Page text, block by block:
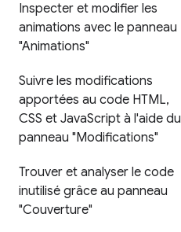
Inspecter et modifier les
animations avec le panneau
"Animations"
Suivre les modifications
apportées au code HTML,
CSS et JavaScript à l'aide du
panneau "Modifications"
Trouver et analyser le code
inutilisé grâce au panneau
"Couverture"